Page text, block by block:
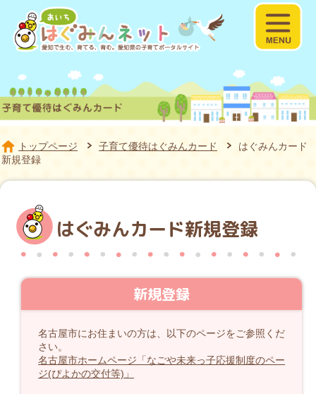
子
トップページ 子育て優待はぐみんカード
はぐみんカード
新規登録
はぐみんカード新規登録
新規登録
名古屋市にお住まいの方は、以下のページをご参照くだ
さい。
名古屋市ホームページ「なごや未来っ子応援制度のペー
ジ(ぴよかの交付等)」